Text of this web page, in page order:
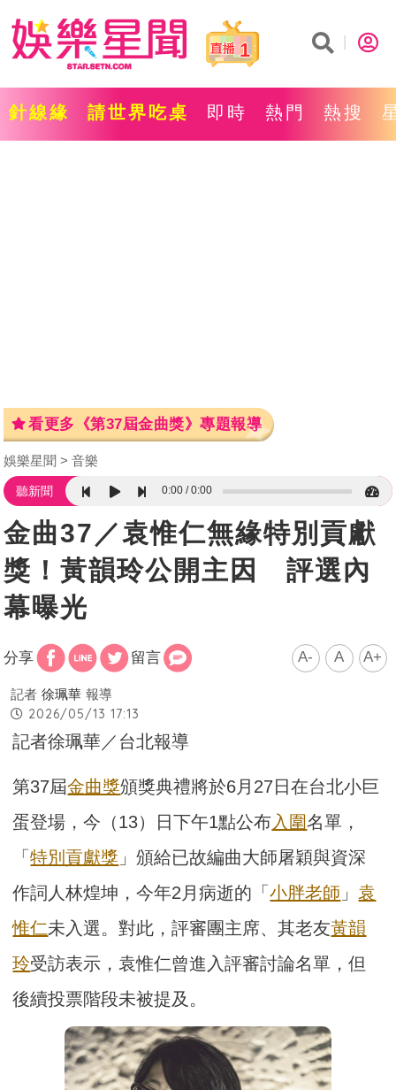
1
針線緣 請世界吃桌 即時 熱門 熱搜
看更多《第37屆金曲獎》專題報導
娛樂星聞 音樂
聽新聞 0:00 0:00
金曲37／袁惟仁無緣特別貢獻
獎！黃韻玲公開主因 評選內
幕曝光
分享 留言 A- A A+
記者 徐珮華 報導
2026/05/13 17:13
記者徐珮華／台北報導
第37屆金曲獎頒獎典禮將於6月27日在台北小巨
蛋登場，今（13）日下午1點公布入圍名單，
「特別貢獻獎 」頒給已故編曲大師屠穎與資深
作詞人林煌坤，今年2月病逝的「小胖老師 」袁
惟仁未入選。對此，評審團主席、其老友黃韻
玲受訪表示，袁惟仁曾進入評審討論名單，但
後續投票階段未被提及。